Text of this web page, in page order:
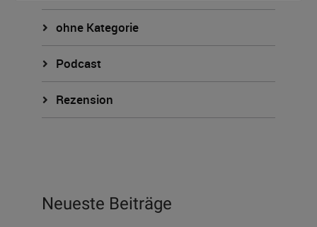
ohne Kategorie
Podcast
Rezension
Neueste Beiträge